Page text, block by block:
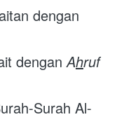
dengan Ahruf
Surah Al-